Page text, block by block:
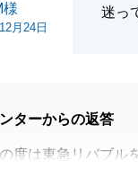
様
月24日
迷っ
ターからの返答
度は東急リバブル